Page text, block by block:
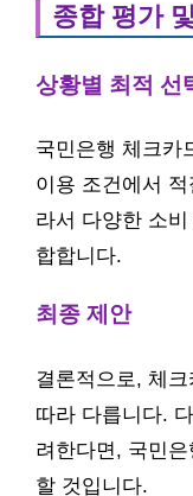
종합 평가
상황별 최적 선
국민은행 체크카
이용 조건에서
라서 다양한 소
합합니다.
최종 제안
결론적으로, 체
따라 다릅니다.
려한다면, 국민
할 것입니다.